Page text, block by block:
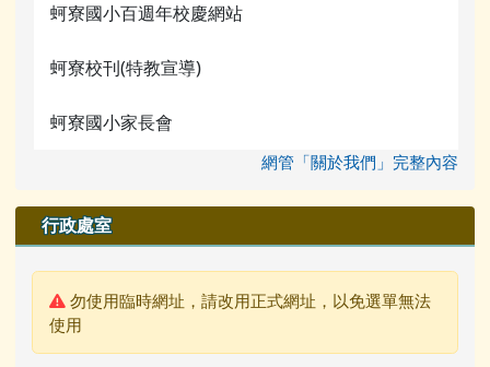
蚵寮國小百週年校慶網站
蚵寮校刊(特教宣導)
蚵寮國小家長會
網管「關於我們」完整內容
行政處室
警告:
勿使用臨時網址，請改用正式網址，以免選單無法
使用